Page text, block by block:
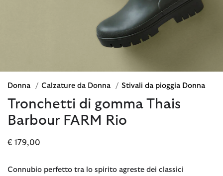
Donna / Calzature da Donna / Stivali da pioggia Donna
Tronchetti di gomma Thais
Barbour FARM Rio
€ 179,00
Connubio perfetto tra lo spirito agreste dei classici